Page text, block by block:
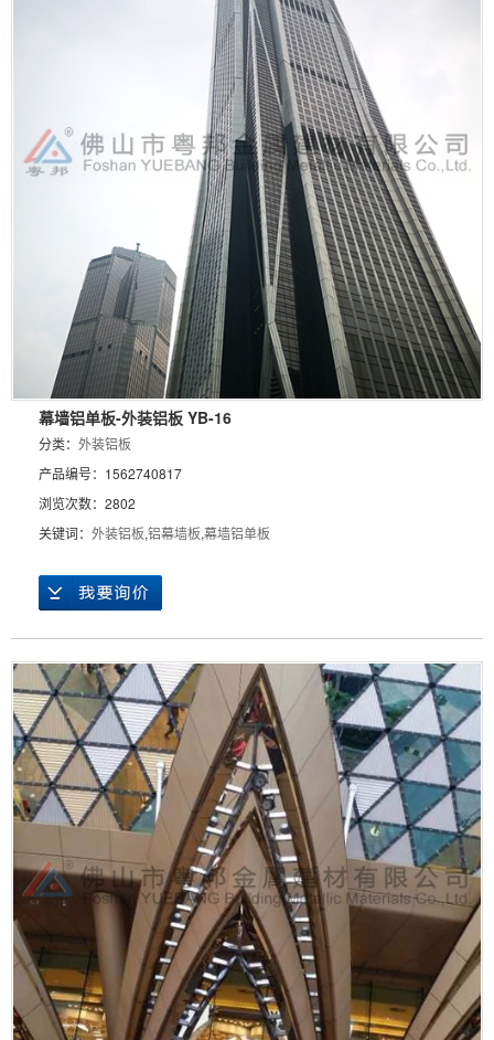
幕墙铝单板-外装铝板 YB-16
分类： 外装铝板
产品编号：1562740817
浏览次数：2802
关键词： 外装铝板,铝幕墙板,幕墙铝单板